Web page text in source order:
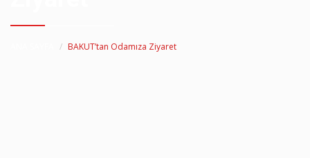
BAKUT’tan Odamıza Ziyaret